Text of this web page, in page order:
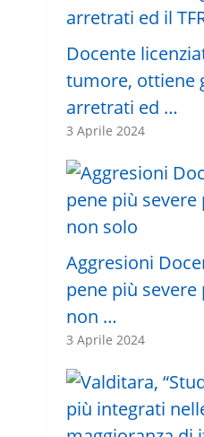
Docente
tumore, ottiene
arretrati ed …
3 Aprile 2024
Aggresioni
pene più
non …
3 Aprile 2024